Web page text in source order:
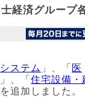
士経済グルー
ステム 」、「 医
」、「 住宅設備・
追加しました。